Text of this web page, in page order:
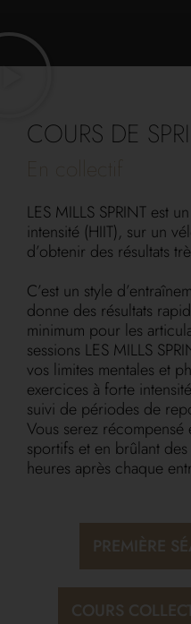
COURS DE
En collectif
LES MILLS SPRINT est
intensité (HIIT), sur un
d’obtenir des résultats
C’est un style
donne des résultats
minimum pour les
sessions LES MILLS
vos limites mentales et
exercices à forte
suivi de périodes de
Vous serez
sportifs et en brûlant
heures après chaque
PREMIÈRE
COURS